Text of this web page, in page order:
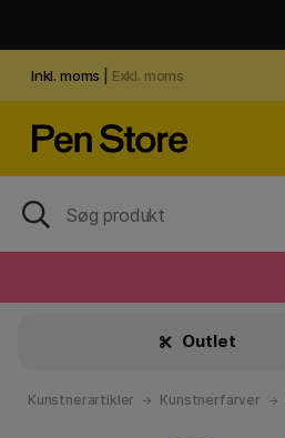
Inkl. moms Exkl. moms
Outlet
Kunstnerartikler Kunstnerfarver